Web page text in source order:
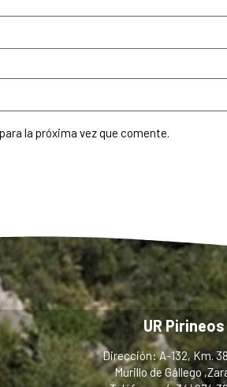
la próxima vez que comente.
UR Pirineos
Dirección: A-132, Km.
Murillo de Gállego